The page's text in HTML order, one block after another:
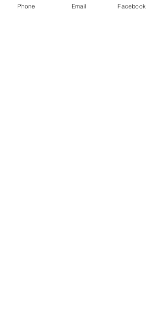
Fonte: Estado de Minas
Phone Email Facebook